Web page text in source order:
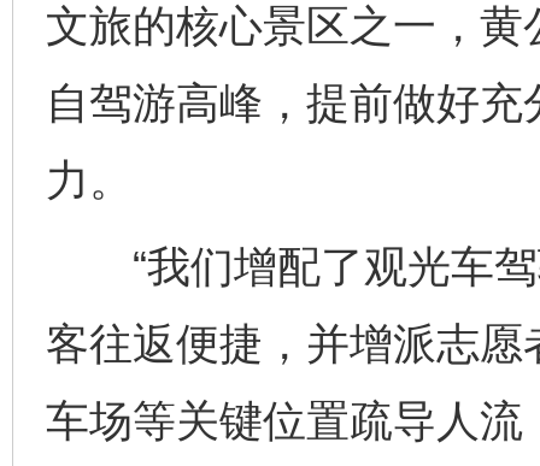
文旅的核心景区之一，黄
自驾游高峰，提前做好
力。
“我们增配了观光车驾
客往返便捷，并增派志
车场等关键位置疏导人流